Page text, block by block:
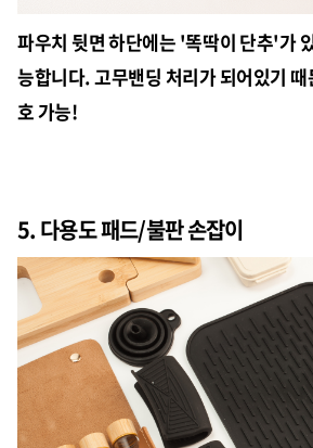
파우치 뒷면 하단에는 '똑딱이 단추'가
능합니다. 고무밴딩 처리가 되어있기
호 가능!
5. 다용도 패드/불판 손잡이